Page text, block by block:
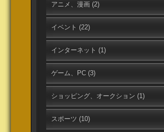
アニメ、漫画 (2)
イベント (22)
インターネット (1)
ゲーム、PC (3)
ショッピング、オークション (1)
スポーツ (10)